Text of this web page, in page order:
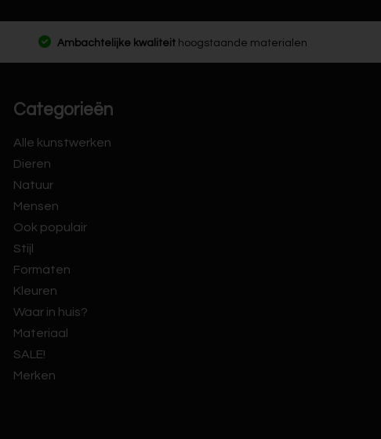
Ambachtelijke kwaliteit hoogstaande materialen
Categorieën
Alle kunstwerken
Dieren
Natuur
Mensen
Ook populair
Stijl
Formaten
Kleuren
Waar in huis?
Materiaal
SALE!
Merken